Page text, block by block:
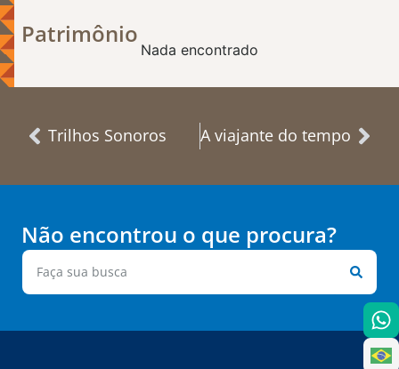
Patrimônio
Nada encontrado
Trilhos Sonoros A viajante do tempo
Não encontrou o que procura?